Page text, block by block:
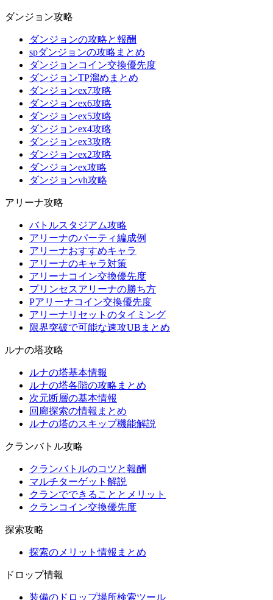
ダンジョン攻略
ダンジョンの攻略と報酬
spダンジョンの攻略まとめ
ダンジョンコイン交換優先度
ダンジョンTP溜めまとめ
ダンジョンex7攻略
ダンジョンex6攻略
ダンジョンex5攻略
ダンジョンex4攻略
ダンジョンex3攻略
ダンジョンex2攻略
ダンジョンex攻略
ダンジョンvh攻略
アリーナ攻略
バトルスタジアム攻略
アリーナのパーティ編成例
アリーナおすすめキャラ
アリーナのキャラ対策
アリーナコイン交換優先度
プリンセスアリーナの勝ち方
Pアリーナコイン交換優先度
アリーナリセットのタイミング
限界突破で可能な速攻UBまとめ
ルナの塔攻略
ルナの塔基本情報
ルナの塔各階の攻略まとめ
次元断層の基本情報
回廊探索の情報まとめ
ルナの塔のスキップ機能解説
クランバトル攻略
クランバトルのコツと報酬
マルチターゲット解説
クランでできることとメリット
クランコイン交換優先度
探索攻略
探索のメリット情報まとめ
ドロップ情報
装備のドロップ場所検索ツール